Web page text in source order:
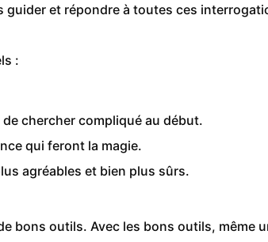
guider et répondre à toutes ces
:
chercher compliqué au début.
qui feront la magie.
agréables et bien plus sûrs.
bons outils. Avec les bons outils, même